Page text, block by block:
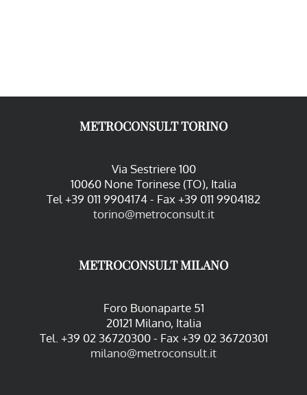
METROCONSULT TORINO
Via Sestriere 100
10060 None Torinese (TO), Italia
Tel +39 011 9904174 - Fax +39 011 9904182
torino@metroconsult.it
METROCONSULT MILANO
Foro Buonaparte 51
20121 Milano, Italia
Tel. +39 02 36720300 - Fax +39 02 36720301
milano@metroconsult.it